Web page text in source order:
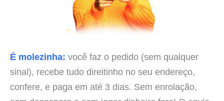
É molezinha: você faz o pedido (sem qualquer
sinal), recebe tudo direitinho no seu endereço,
confere, e paga em até 3 dias. Sem enrolação,